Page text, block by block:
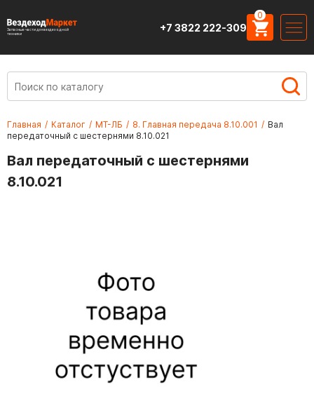
Запасные части для вездеходной
техники
+7 3822 222-309
0
Главная / Каталог / МТ-ЛБ / 8. Главная передача 8.10.001 / Вал
передаточный с шестернями 8.10.021
Вал передаточный с шестернями
8.10.021